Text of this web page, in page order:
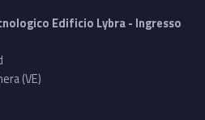
Edificio Lybra - Ingresso
(VE)